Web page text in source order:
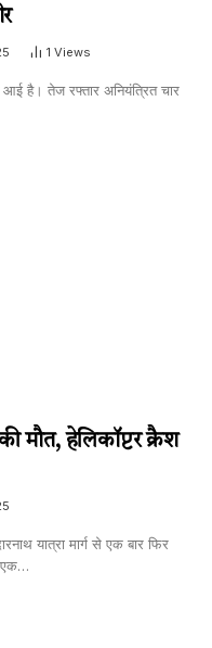
1 Views
है। तेज रफ्तार अनियंत्रित चार
मौत, हेलिकॉप्टर क्रैश
यात्रा मार्ग से एक बार फिर
एक…